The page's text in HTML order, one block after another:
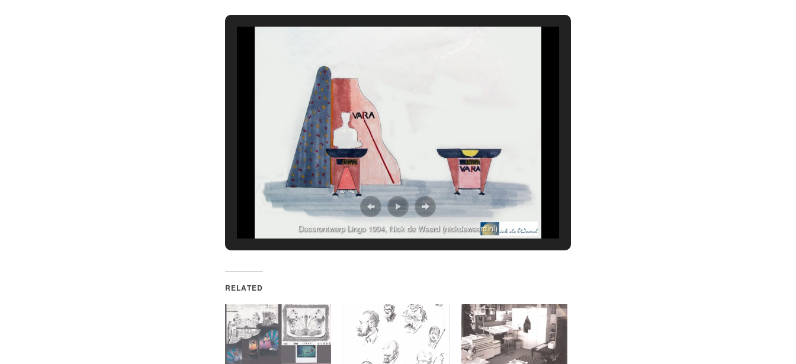
Decorontwerp Lingo 1994, Nick de Weerd (nickdeweerd.nl)
RELATED